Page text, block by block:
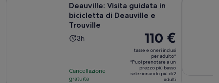
recensioni
Deauville: Visita guidata in
bicicletta di Deauville e
Trouville
L’attività
ore
3h
Cancellazione
gratuita
Il
prezzo
è
110 €
per
110 €
tasse e oneri inclusi
per adulto*
*Puoi prenotare a un
prezzo più basso
selezionando più di 2
adulti